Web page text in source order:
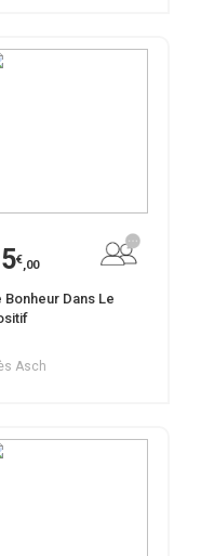
€,00
Bonheur Dans Le
Asch